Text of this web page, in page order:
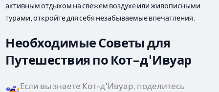
активным отдыхом на свежем воздухе или живописными
турами, откройте для себя незабываемые впечатления.
Необходимые Советы для
Путешествия по Кот-д'Ивуар
Если вы знаете Кот-д'Ивуар, поделитесь